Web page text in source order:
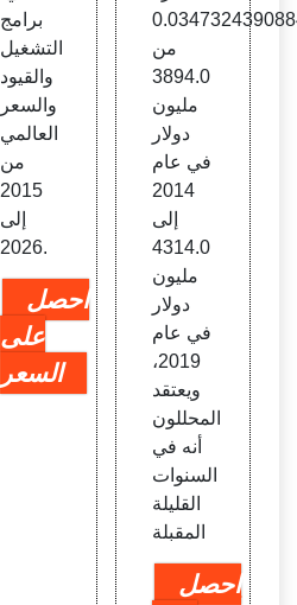
برامج
التشغيل
والقيود
والسعر
العالمي
من
2015
إلى
2026.
احصل
على
السعر
من
3894.0
مليون
دولار
في عام
2014
إلى
4314.0
مليون
دولار
في عام
2019،
ويعتقد
المحللون
أنه في
السنوات
القليلة
المقبلة
احصل